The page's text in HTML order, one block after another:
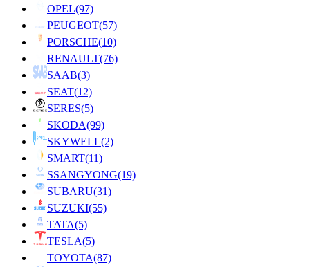
OPEL(97)
PEUGEOT(57)
PORSCHE(10)
RENAULT(76)
SAAB(3)
SEAT(12)
SERES(5)
SKODA(99)
SKYWELL(2)
SMART(11)
SSANGYONG(19)
SUBARU(31)
SUZUKI(55)
TATA(5)
TESLA(5)
TOYOTA(87)